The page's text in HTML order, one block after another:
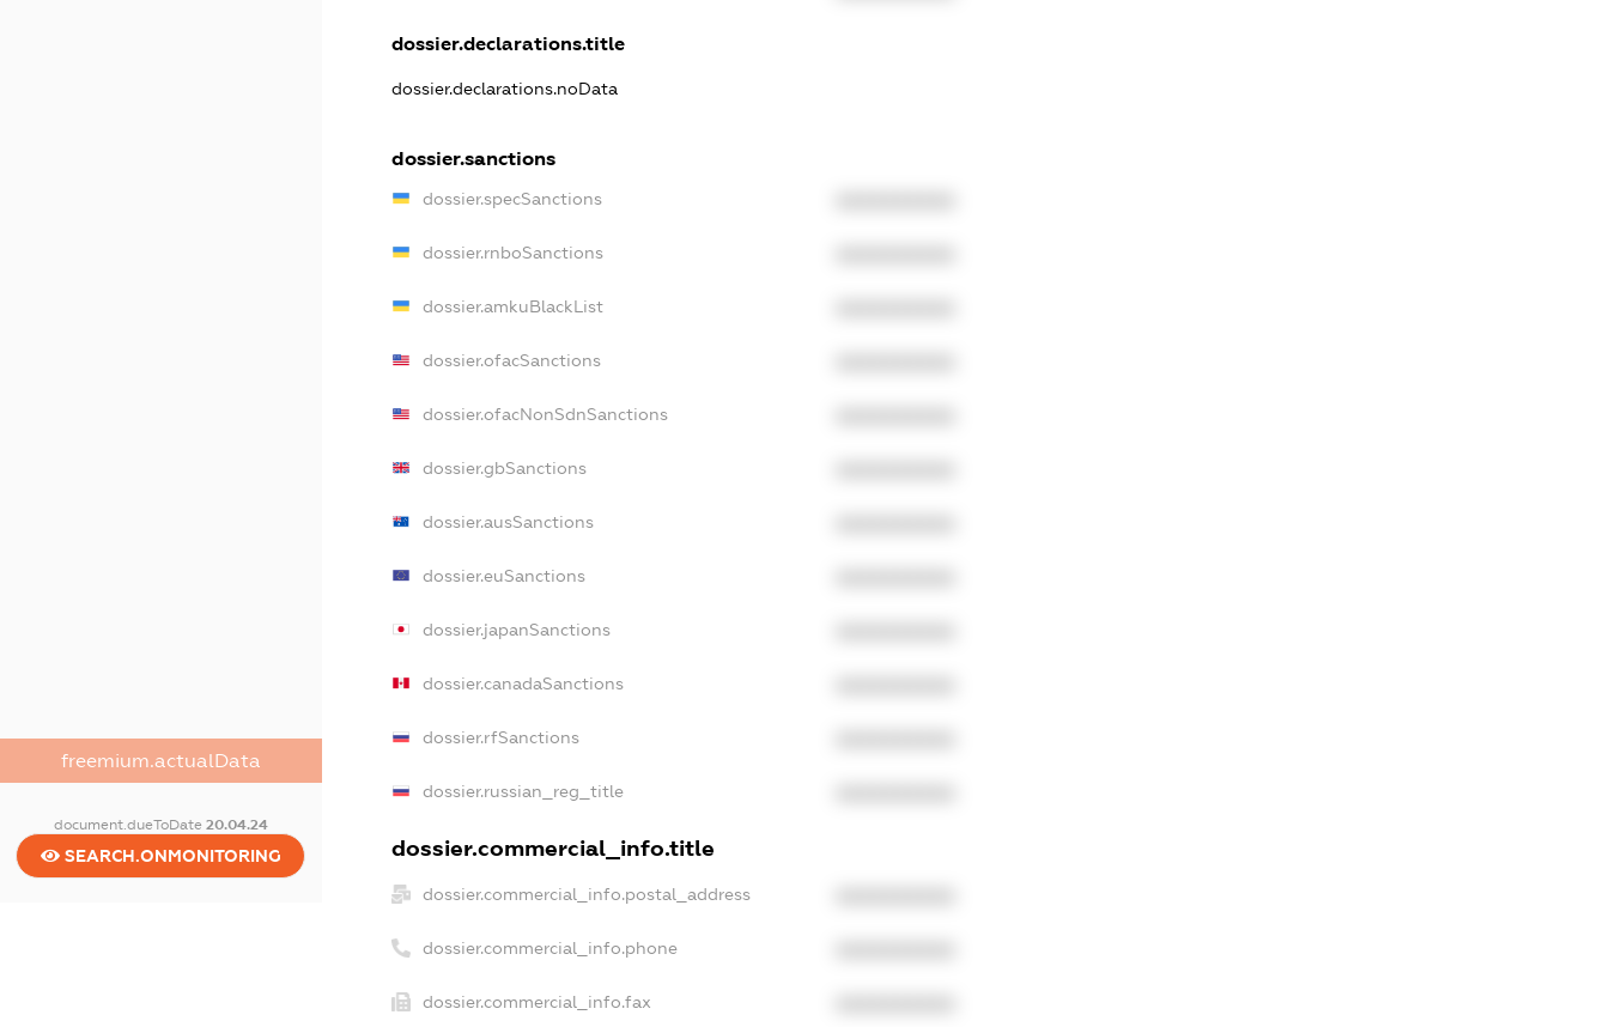
freemium.actualData
document.dueToDate 20.04.24
SEARCH.ONMONITORING
dossier.declarations.title
dossier.declarations.noData
dossier.sanctions
dossier.specSanctions
dossier.rnboSanctions
dossier.amkuBlackList
dossier.ofacSanctions
dossier.ofacNonSdnSanctions
dossier.gbSanctions
dossier.ausSanctions
dossier.euSanctions
dossier.japanSanctions
dossier.canadaSanctions
dossier.rfSanctions
dossier.russian_reg_title
dossier.commercial_info.title
dossier.commercial_info.postal_address
dossier.commercial_info.phone
dossier.commercial_info.fax